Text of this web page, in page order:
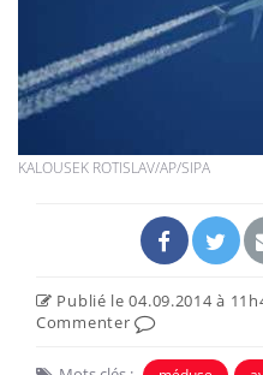
KALOUSEK ROTISLAV/AP/SIPA
Publié le 04.09.2014 à
Commenter